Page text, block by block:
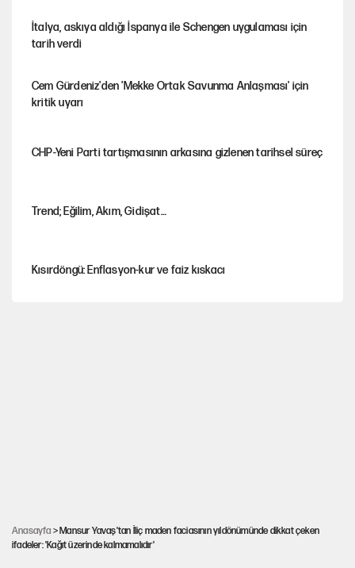
İtalya, askıya aldığı İspanya ile Schengen uygulaması için
tarih verdi
Cem Gürdeniz'den 'Mekke Ortak Savunma Anlaşması' için
kritik uyarı
CHP-Yeni Parti tartışmasının arkasına gizlenen tarihsel süreç
Trend; Eğilim, Akım, Gidişat…
Kısırdöngü: Enflasyon-kur ve faiz kıskacı
Anasayfa > Mansur Yavaş'tan İliç maden faciasının yıldönümünde dikkat çeken
ifadeler: 'Kağıt üzerinde kalmamalıdır'